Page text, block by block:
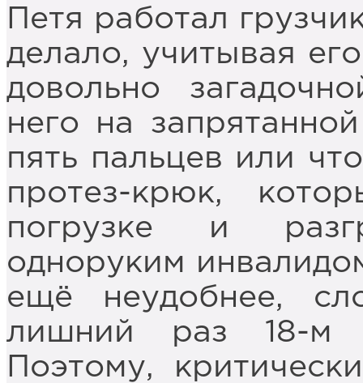
Петя работал
делало, учитывая
довольно
него на
пять пальцев или
протез-крюк,
погрузке и
одноруким
ещё неудобнее,
лишний раз 18-м
Поэтому,